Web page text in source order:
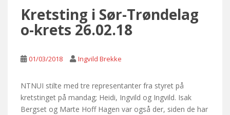
Kretsting i Sør-Trøndelag
o-krets 26.02.18
01/03/2018 Ingvild Brekke
NTNUI stilte med tre representanter fra styret på
kretstinget på mandag; Heidi, Ingvild og Ingvild. Isak
Bergset og Marte Hoff Hagen var også der, siden de har